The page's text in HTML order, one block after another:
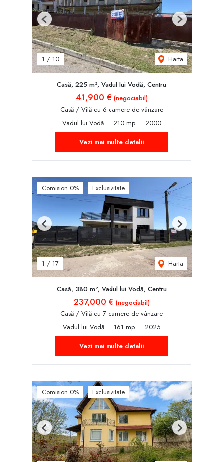
1 / 10 Harta
Previous Next
Casă, 225 m², Vadul lui Vodă, Centru
41,900 € (negociabil)
Casă / Vilă cu 6 camere de vânzare
Vadul lui Vodă
210 mp
2000
Vezi mai multe detalii
Comision 0% Exclusivitate
1 / 17 Harta
Previous Next
Casă, 380 m², Vadul lui Vodă, Centru
237,000 € (negociabil)
Casă / Vilă cu 7 camere de vânzare
Vadul lui Vodă
161 mp
2025
Vezi mai multe detalii
Comision 0% Exclusivitate
Previous Next